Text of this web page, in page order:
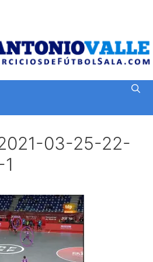
03-25-22-